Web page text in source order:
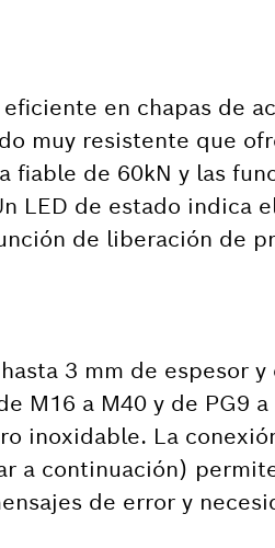
en chapas de
muy resistente que
fiable de 60kN y las
LED de estado indica
de liberación de
3 mm de espesor
M16 a M40 y de PG9
inoxidable. La
a continuación)
de error y